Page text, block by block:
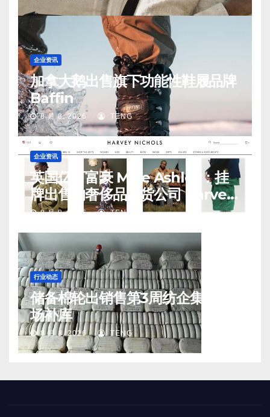
企业资讯
加拿大鹅出售旗下功能性鞋履品牌
Baffin
8 月 8, 2026 TENG
企业资讯
英国亿万富豪 Mike Ashley：挂
牌出售的奢侈品百货公司 Harvey
Nichols 正陷入“死亡螺旋”
8 月 8, 2026 TENG
行业动态
储备棉轮出销售第3周纺企集中入
场补库
8 月 8, 2026 TENG